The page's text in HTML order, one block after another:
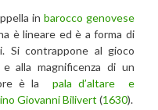
inbarocco genovese
è lineare ed è a forma di
Si contrappone al gioco
alla magnificenza di un
è lapala d’altare e
Giovanni Bilivert (1630).